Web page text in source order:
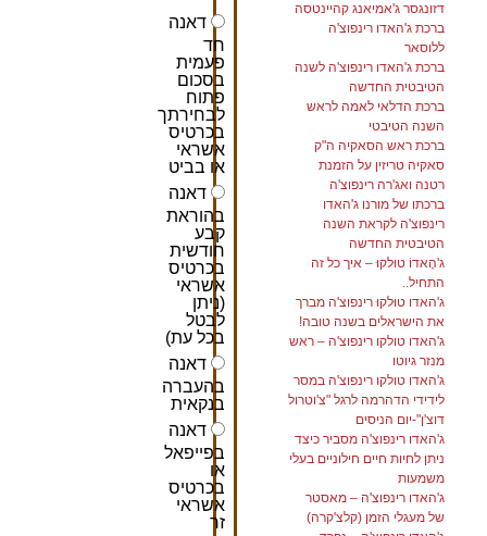
דזונגסר ג'אמיאנג קהיינטסה
ברכת ג'האדו רינפוצ'ה
ללוסאר
ברכת ג'האדו רינפוצ'ה לשנה
הטיבטית החדשה
ברכת הדלאי לאמה לראש
השנה הטיבטי
ברכת ראש הסאקיה ה"ק
סאקיה טריזין על הזמנת
רטנה ואג'רה רינפוצ'ה
ברכתו של מורנו ג'האדו
רינפוצ'ה לקראת השנה
הטיבטית החדשה
ג'הָאדוֹ טוּלקוּ – איך כל זה
התחיל..
ג'האדו טוּלקוּ רינפוצ'ה מברך
את הישראלים בשנה טובה!
ג'האדו טולקו רינפוצ'ה – ראש
מנזר גיוטו
ג'האדו טולקו רינפוצ'ה במסר
לידידי הדהרמה לרגל "צ'וטרול
דוצ'ן"-יום הניסים
ג'האדו רינפוצ'ה מסביר כיצד
ניתן לחיות חיים חילוניים בעלי
משמעות
ג'האדו רינפוצ'ה – מאסטר
של מעגלי הזמן (קלצ'קרה)
דאנה
חד
פעמית
בסכום
פתוח
לבחירתך
בכרטיס
אשראי
או בביט
דאנה
בהוראת
קבע
חודשית
בכרטיס
אשראי
(ניתן
לבטל
בכל עת)
דאנה
בהעברה
בנקאית
דאנה
בפייפאל
או
בכרטיס
אשראי
זר